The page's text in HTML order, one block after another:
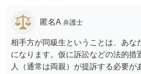
に巻き込まれた」と事前伝えておく
すので、今後別のアカウントから連
加の報告を行ってください。
匿名A 弁護士
相手方が同級生ということは、あな
になります。仮に訴訟などの法的措
人（通常は両親）が提訴する必要